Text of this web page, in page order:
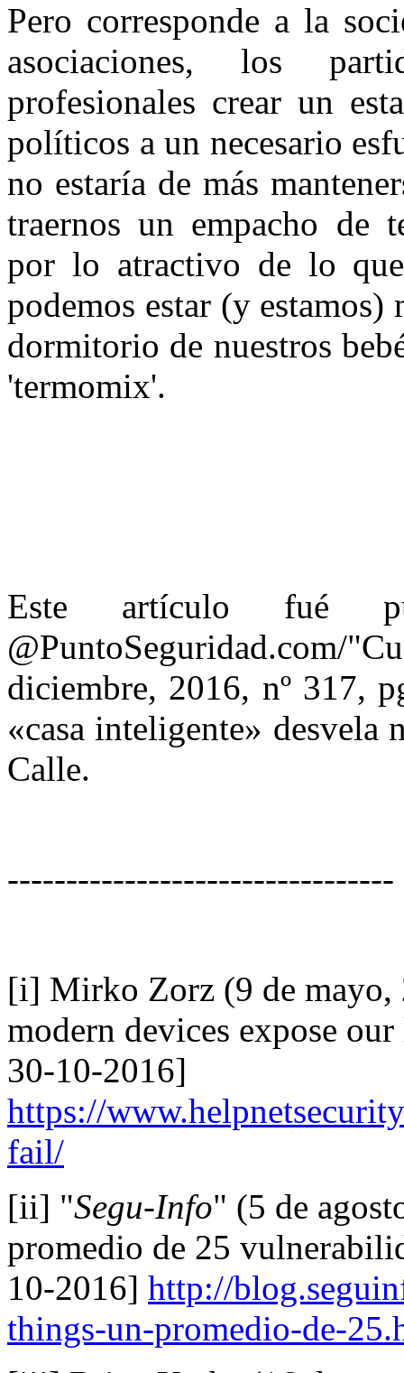
Pero corresponde a la
asociaciones, los
profesionales crear un
políticos a un necesario
no estaría de más
traernos un empacho de
por lo atractivo de lo
podemos estar (y
dormitorio de nuestros
'termomix'.
Este artículo fué
diciembre, 2016, nº 317,
«casa inteligente» desvela
Calle.
---------------------------------
[i] Mirko Zorz (9 de
modern devices expose
30-10-2016]
https://
fail/
[ii] "Segu-Info" (5 de
promedio de 25
10-2016] http://
things-un-promedio-de-